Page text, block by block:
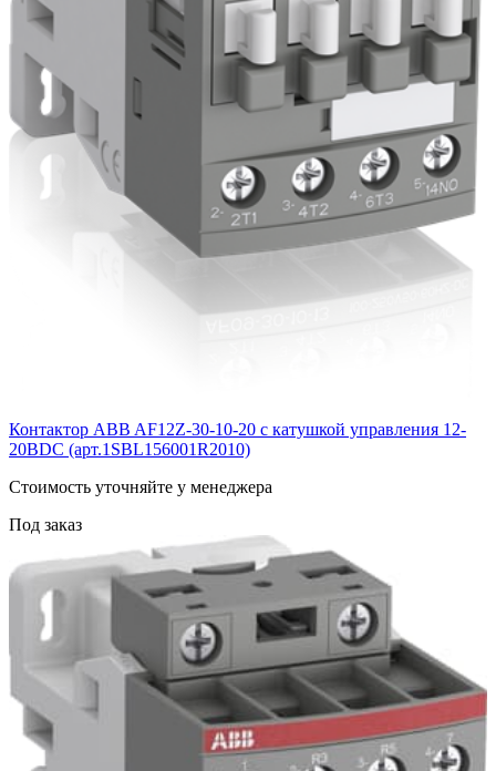
Контактор ABB AF12Z-30-10-20 с катушкой управления 12-
20BDC (арт.1SBL156001R2010)
Cтоимость уточняйте у менеджера
Под заказ